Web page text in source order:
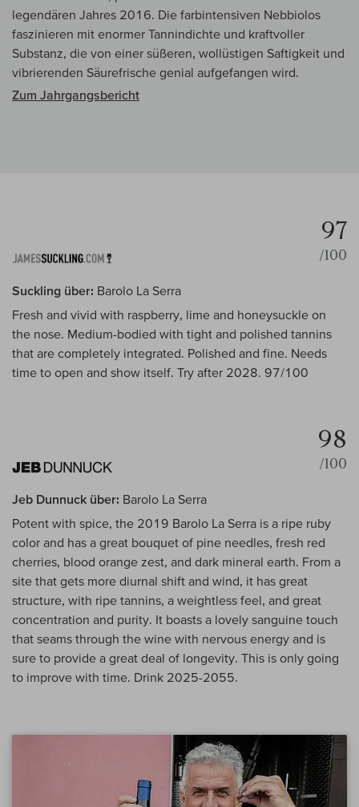
legendären Jahres 2016. Die farbintensiven Nebbiolos
faszinieren mit enormer Tannindichte und kraftvoller
Substanz, die von einer süßeren, wollüstigen Saftigkeit und
vibrierenden Säurefrische genial aufgefangen wird.
Zum Jahrgangsbericht
97
/100
Suckling über: Barolo La Serra
Fresh and vivid with raspberry, lime and honeysuckle on
the nose. Medium-bodied with tight and polished tannins
that are completely integrated. Polished and fine. Needs
time to open and show itself. Try after 2028. 97/100
98
/100
Jeb Dunnuck über: Barolo La Serra
Potent with spice, the 2019 Barolo La Serra is a ripe ruby
color and has a great bouquet of pine needles, fresh red
cherries, blood orange zest, and dark mineral earth. From a
site that gets more diurnal shift and wind, it has great
structure, with ripe tannins, a weightless feel, and great
concentration and purity. It boasts a lovely sanguine touch
that seams through the wine with nervous energy and is
sure to provide a great deal of longevity. This is only going
to improve with time. Drink 2025-2055.